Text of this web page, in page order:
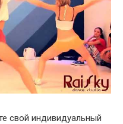
свой индивидуальный